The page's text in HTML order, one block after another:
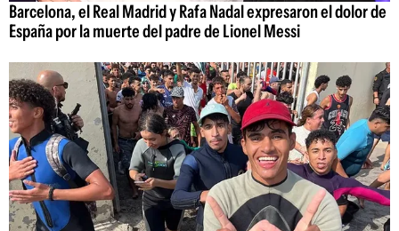
Barcelona, el Real Madrid y Rafa Nadal expresaron el dolor de
España por la muerte del padre de Lionel Messi